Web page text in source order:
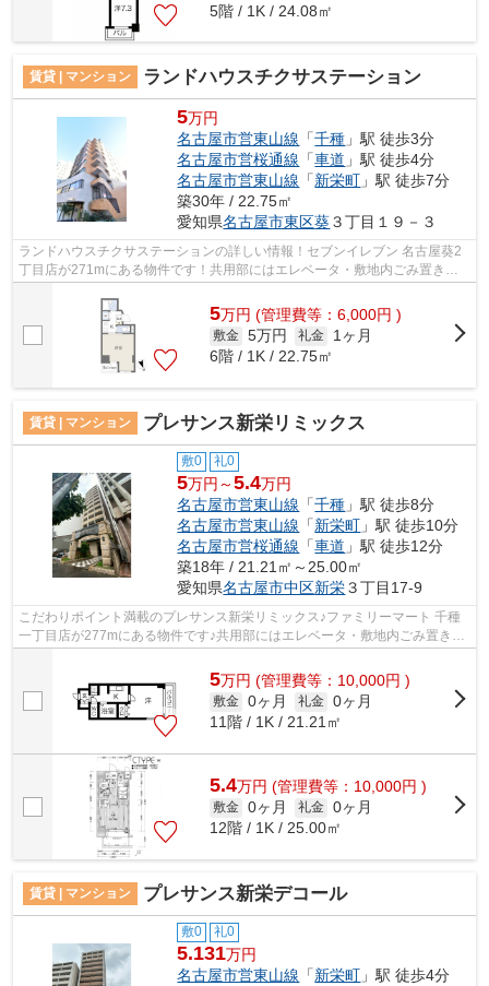
5階 / 1K / 24.08㎡
賃貸 | マンション ランドハウスチクサステーション
5万円
名古屋市営東山線 「千種 」駅 徒歩3分
名古屋市営桜通線 「車道 」駅 徒歩4分
名古屋市営東山線 「新栄町 」駅 徒歩7分
築30年 / 22.75㎡
愛知県名古屋市東区葵３丁目１９－３
ランドハウスチクサステーションの詳しい情報！セブンイレブン 名古屋葵2
丁目店が271mにある物件です！共用部にはエレベータ・敷地内ごみ置き場
などが備わっておりとても充実していま...
5万円 (管理費等：6,000円 )
敷金 5万円 礼金
1ヶ月
6階 / 1K / 22.75㎡
賃貸 | マンション プレサンス新栄リミックス
敷0 礼0
5万円～5.4万円
名古屋市営東山線 「千種 」駅 徒歩8分
名古屋市営東山線 「新栄町 」駅 徒歩10分
名古屋市営桜通線 「車道 」駅 徒歩12分
築18年 / 21.21㎡～25.00㎡
愛知県名古屋市中区新栄３丁目17-9
こだわりポイント満載のプレサンス新栄リミックス♪ファミリーマート 千種
一丁目店が277mにある物件です♪共用部にはエレベータ・敷地内ごみ置き場
などが揃っております♪こちらの物件は...
5万円 (管理費等：10,000円 )
敷金 0ヶ月 礼金 0ヶ月
11階 / 1K / 21.21㎡
5.4万円 (管理費等：10,000円 )
敷金 0ヶ月 礼金 0ヶ月
12階 / 1K / 25.00㎡
賃貸 | マンション プレサンス新栄デコール
敷0 礼0
5.131万円
名古屋市営東山線 「新栄町 」駅 徒歩4分